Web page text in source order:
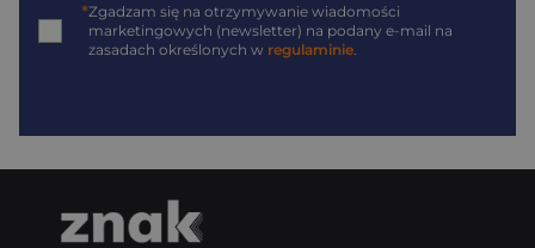
*Zgadzam się na otrzymywanie wiadomości
marketingowych (newsletter) na podany e-mail na
zasadach określonych w regulaminie.